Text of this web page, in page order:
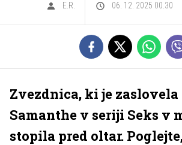
E.R. 06. 12. 2025 00.30
Zvezdnica, ki je
Samanthe v seriji Seks v
stopila pred oltar.